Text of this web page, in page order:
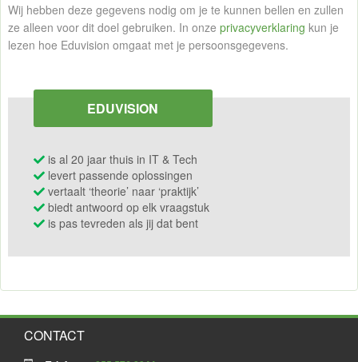
Wij hebben deze gegevens nodig om je te kunnen bellen en zullen
ze alleen voor dit doel gebruiken. In onze privacyverklaring kun je
lezen hoe Eduvision omgaat met je persoonsgegevens.
EDUVISION
is al 20 jaar thuis in IT & Tech
levert passende oplossingen
vertaalt ‘theorie’ naar ‘praktijk’
biedt antwoord op elk vraagstuk
is pas tevreden als jij dat bent
CONTACT